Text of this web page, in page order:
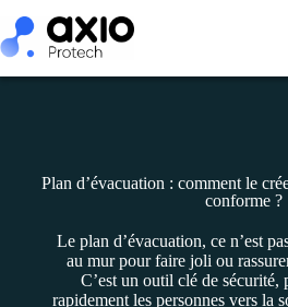
Plan d’évacuation : comment le
conforme ?
Le plan d’évacuation, ce n’est
au mur pour faire joli ou
C’est un outil clé de sécurité,
rapidement les personnes vers la